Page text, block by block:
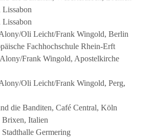
Oli Leicht/Frank Wingold, Berlin
Fachhochschule Rhein-Erft
Frank Wingold, Apostelkirche
Oli Leicht/Frank Wingold, Perg,
die Banditen, Café Central, Köln
Brixen, Italien
Germering